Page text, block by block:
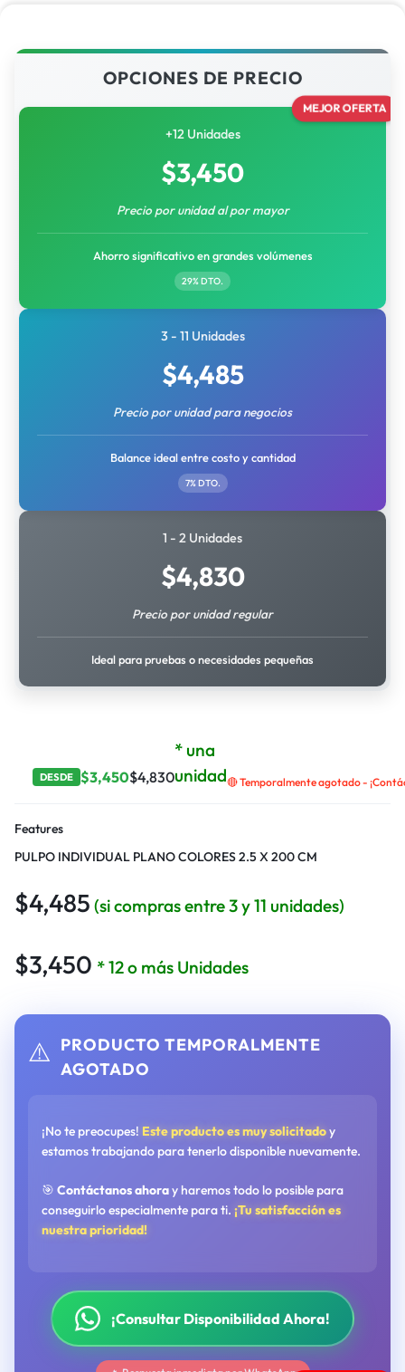
OPCIONES DE PRECIO
MEJOR OFERTA
+12 Unidades
$3,450
Precio por unidad al por mayor
Ahorro significativo en grandes volúmenes
29% DTO.
3 - 11 Unidades
$4,485
Precio por unidad para negocios
Balance ideal entre costo y cantidad
7% DTO.
1 - 2 Unidades
$4,830
Precio por unidad regular
Ideal para pruebas o necesidades pequeñas
DESDE $3,450$4,830
* una
unidad🔴 Temporalmente agotado -
Features
PULPO INDIVIDUAL PLANO COLORES 2.5 X 200 CM
$4,485 (si compras entre 3 y 11 unidades)
$3,450 * 12 o más Unidades
⚠️ PRODUCTO TEMPORALMENTE
AGOTADO
¡No te preocupes! Este producto es muy solicitadoy
estamos trabajando para tenerlo disponible nuevamente.
🎯 Contáctanos ahoray haremos todo lo posible para
conseguirlo especialmente para ti. ¡Tu satisfacción es
nuestra prioridad!
¡Consultar Disponibilidad Ahora!